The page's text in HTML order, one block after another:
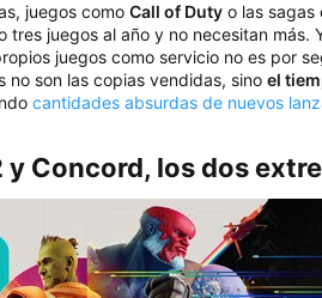
juegos como Call of Duty o las sagas
tres juegos al año y no necesitan
juegos como servicio no es por
no son las copias vendidas, sino el
cantidades absurdas de nuevos
y Concord, los dos